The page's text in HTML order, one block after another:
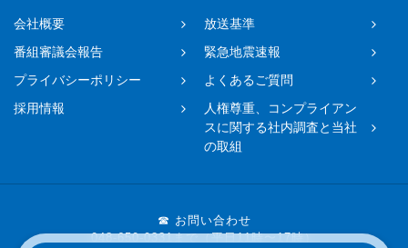
会社概要
放送基準
番組審議会報告
緊急地震速報
プライバシーポリシー
よくあるご質問
採用情報
人権尊重、コンプライアン
スに関する社内調査と当社
の取組
☎ お問い合わせ
048-650-0331まで（平日11時〜17時）